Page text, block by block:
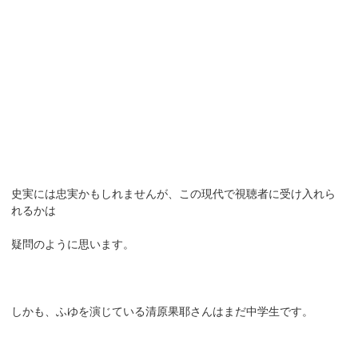
史実には忠実かもしれませんが、この現代で視聴者に受け入れら
れるかは
疑問のように思います。
しかも、ふゆを演じている清原果耶さんはまだ中学生です。